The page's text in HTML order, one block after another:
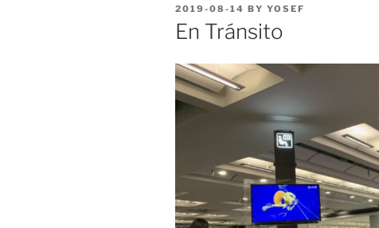
POSTED
ON
2019-08-14 BY YOSEF
En Tránsito